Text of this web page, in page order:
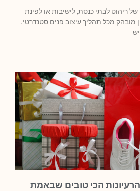
ריהוט לבתי כנסת, לישיבות או לפינת
מובהק מכל תהליך עיצוב פנים סטנדרטי.
הכי טובים שבאמת